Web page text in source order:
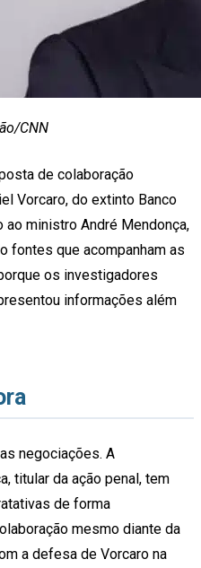
CNN
de colaboração
Vorcaro, do extinto Banco
ao ministro André Mendonça,
fontes que acompanham as
os investigadores
informações além
negociações. A
titular da ação penal, tem
de forma
mesmo diante da
a defesa de Vorcaro na